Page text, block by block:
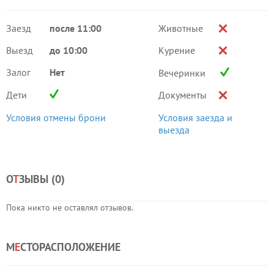
Заезд
после 11:00
Выезд
до 10:00
Залог
Нет
Дети
Условия отмены брони
Животные
Курение
Вечеринки
Документы
Условия заезда и
выезда
ОТЗЫВЫ (0)
Пока никто не оставлял отзывов.
МЕСТОРАСПОЛОЖЕНИЕ